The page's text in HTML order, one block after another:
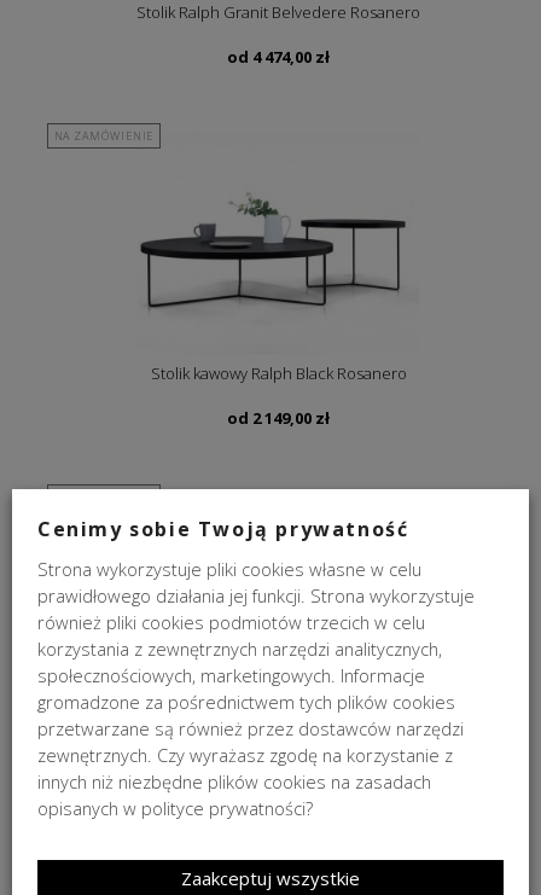
Stolik Ralph Granit Belvedere Rosanero
od 4 474,00 zł
NA ZAMÓWIENIE
Stolik kawowy Ralph Black Rosanero
od 2 149,00 zł
Stolik kawowy Space Veneer Sits
2 586,00zł
Cenimy sobie Twoją prywatność
Strona wykorzystuje pliki cookies własne w celu
prawidłowego działania jej funkcji. Strona wykorzystuje
również pliki cookies podmiotów trzecich w celu
korzystania z zewnętrznych narzędzi analitycznych,
społecznościowych, marketingowych. Informacje
gromadzone za pośrednictwem tych plików cookies
przetwarzane są również przez dostawców narzędzi
zewnętrznych. Czy wyrażasz zgodę na korzystanie z
innych niż niezbędne plików cookies na zasadach
opisanych w polityce prywatności?
Zaakceptuj wszystkie